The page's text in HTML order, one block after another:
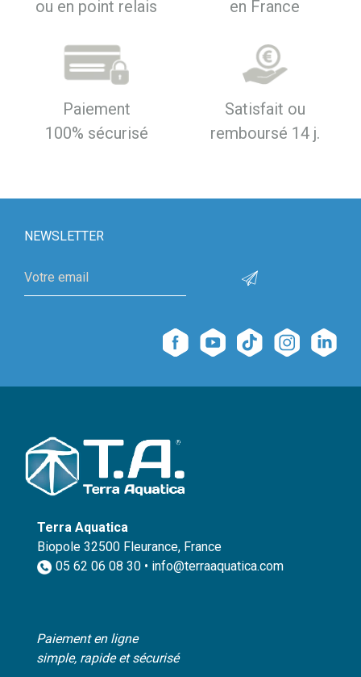
ou en point relais
en France
Paiement
100% sécurisé
Satisfait ou
remboursé 14 j.
NEWSLETTER
Terra Aquatica
Biopole 32500 Fleurance, France
05 62 06 08 30 • info@terraaquatica.com
Paiement en ligne
simple, rapide et sécurisé